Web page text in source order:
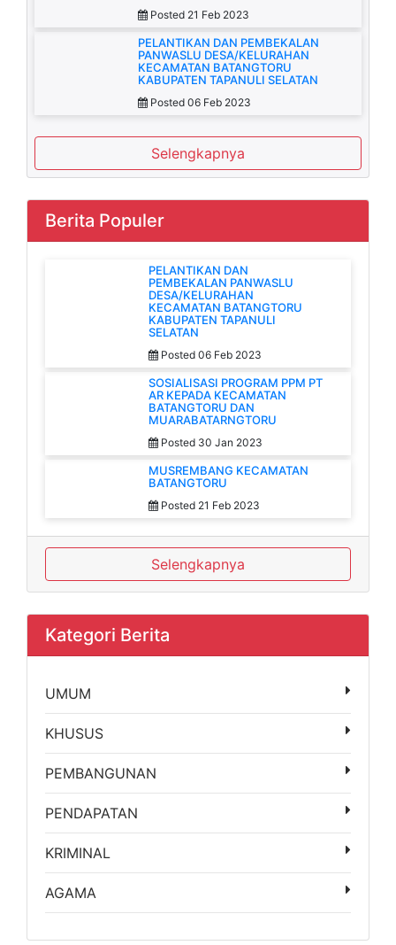
Posted 21 Feb 2023
PELANTIKAN DAN PEMBEKALAN
PANWASLU DESA/KELURAHAN
KECAMATAN BATANGTORU
KABUPATEN TAPANULI SELATAN
Posted 06 Feb 2023
Selengkapnya
Berita Populer
PELANTIKAN DAN
PEMBEKALAN PANWASLU
DESA/KELURAHAN
KECAMATAN BATANGTORU
KABUPATEN TAPANULI
SELATAN
Posted 06 Feb 2023
SOSIALISASI PROGRAM PPM PT
AR KEPADA KECAMATAN
BATANGTORU DAN
MUARABATARNGTORU
Posted 30 Jan 2023
MUSREMBANG KECAMATAN
BATANGTORU
Posted 21 Feb 2023
Selengkapnya
Kategori Berita
UMUM
KHUSUS
PEMBANGUNAN
PENDAPATAN
KRIMINAL
AGAMA